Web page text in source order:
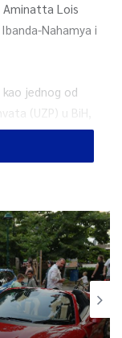
Aminatta Lois
Nahamya i
jednog od
(UZP) u BiH,
progona
stanovništva s
uz genocid,
osnovi, za
djela, napade na
i za uzimanje